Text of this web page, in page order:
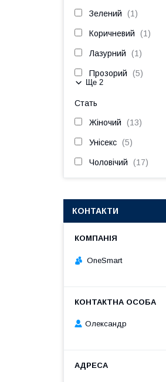
Зелений 1
Коричневий 1
Лазурний 1
Прозорий 5
Ще 2
Стать
Жіночий 13
Унісекс 5
Чоловічий 17
КОНТАКТИ
OneSmart
Олександр